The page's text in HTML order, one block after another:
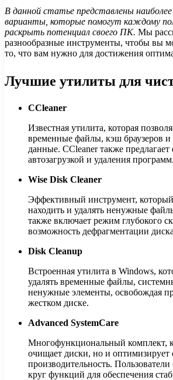
В данной статье представлены
варианты, которые помогут каждому
раскрыть потенциал своего ПК. Мы
разнообразные инструменты, чтобы вы
то, что вам нужно для достижения
Лучшие утилиты для
CCleaner
Известная утилита, которая
временные файлы, кэш браузеров
данные. CCleaner также
автозагрузкой и удаления программ.
Wise Disk Cleaner
Эффективный инструмент,
находить и удалять ненужные
также включает режим глубокого
возможность дефрагментации
Disk Cleanup
Встроенная утилита в Windows,
удалять временные файлы,
ненужные элементы, освобождая
жестком диске.
Advanced SystemCare
Многофункциональный комплект,
очищает диски, но и оптимизирует
производительность.
круг функций для обеспечения